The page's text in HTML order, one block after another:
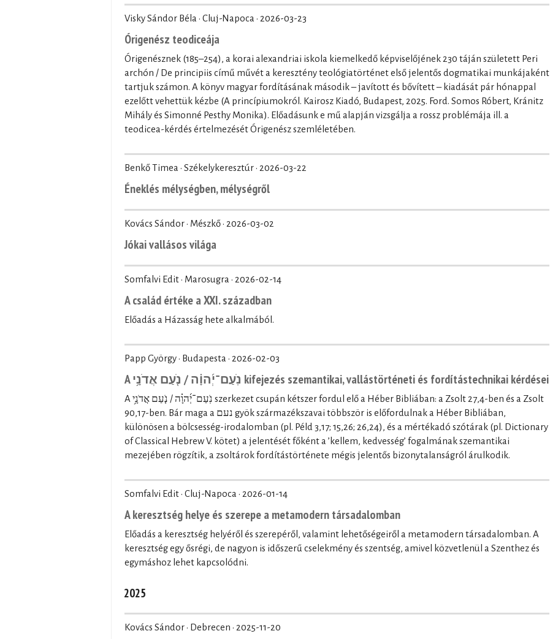
Visky Sándor Béla · Cluj-Napoca · 2026-03-23
Órigenész teodiceája
Órigenésznek (185–254), a korai alexandriai iskola kiemelkedő képviselőjének 230 táján született Peri
archón / De principiis című művét a keresztény teológiatörténet első jelentős dogmatikai munkájaként
tartjuk számon. A könyv magyar fordításának második – javított és bővített – kiadását pár hónappal
ezelőtt vehettük kézbe (A princípiumokról. Kairosz Kiadó, Budapest, 2025. Ford. Somos Róbert, Kránitz
Mihály és Simonné Pesthy Monika). Előadásunk e mű alapján vizsgálja a rossz problémája ill. a
teodicea-kérdés értelmezését Órigenész szemléletében.
Benkő Timea · Székelykeresztúr · 2026-03-22
Éneklés mélységben, mélységről
Kovács Sándor · Mészkő · 2026-03-02
Jókai vallásos világa
Somfalvi Edit · Marosugra · 2026-02-14
A család értéke a XXI. században
Előadás a Házasság hete alkalmából.
Papp György · Budapesta · 2026-02-03
A נֹֽעַם־יְ֜הוָ֗ה / נֹ֤עַם אֲדֹנָ֥י kifejezés szemantikai, vallástörténeti és fordítástechnikai kérdései
A נֹֽעַם־יְ֜הוָ֗ה / נֹ֤עַם אֲדֹנָ֥י szerkezet csupán kétszer fordul elő a Héber Bibliában: a Zsolt 27,4-ben és a Zsolt
90,17-ben. Bár maga a נעם gyök származékszavai többször is előfordulnak a Héber Bibliában,
különösen a bölcsesség-irodalomban (pl. Péld 3,17; 15,26; 26,24), és a mértékadó szótárak (pl. Dictionary
of Classical Hebrew V. kötet) a jelentését főként a ’kellem, kedvesség’ fogalmának szemantikai
mezejében rögzítik, a zsoltárok fordítástörténete mégis jelentős bizonytalanságról árulkodik.
Somfalvi Edit · Cluj-Napoca · 2026-01-14
A keresztség helye és szerepe a metamodern társadalomban
Előadás a keresztség helyéről és szerepéről, valamint lehetőségeiről a metamodern társadalomban. A
keresztség egy ősrégi, de nagyon is időszerű cselekmény és szentség, amivel közvetlenül a Szenthez és
egymáshoz lehet kapcsolódni.
2025
Kovács Sándor · Debrecen · 2025-11-20